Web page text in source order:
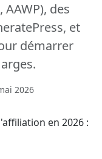
des
et
démarrer
2026